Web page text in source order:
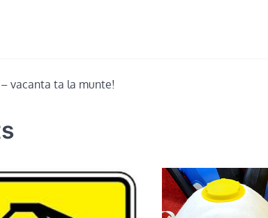
vacanta ta la munte!